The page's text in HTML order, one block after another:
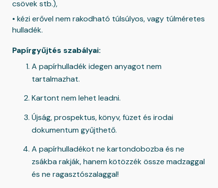
csövek stb.),
• kézi erővel nem rakodható túlsúlyos, vagy túlméretes
hulladék.
Papírgyűjtés szabályai:
A papírhulladék idegen anyagot nem
tartalmazhat.
Kartont nem lehet leadni.
Újság, prospektus, könyv, füzet és irodai
dokumentum gyűjthető.
A papírhulladékot ne kartondobozba és ne
zsákba rakják, hanem kötözzék össze madzaggal
és ne ragasztószalaggal!